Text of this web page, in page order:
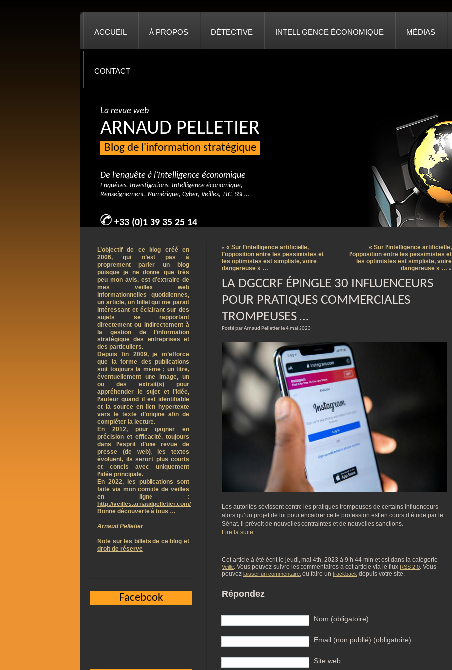
ACCUEIL À PROPOS DÉTECTIVE INTELLIGENCE ÉCONOMIQUE MÉDIAS
CONTACT
La revue web
ARNAUD PELLETIER
Blog de l'information stratégique
De l’enquête à l’Intelligence économique
Enquêtes, Investigations, Intelligence économique,
Renseignement, Numérique, Cyber, Veilles, TIC, SSI …
+33 (0)1 39 35 25 14
« « Sur l’intelligence artificielle,
l’opposition entre les pessimistes et
les optimistes est simpliste, voire
dangereuse » …
« Sur l’intelligence artificielle,
l’opposition entre les pessimistes et
les optimistes est simpliste, voire
dangereuse » … »
LA DGCCRF ÉPINGLE 30 INFLUENCEURS
POUR PRATIQUES COMMERCIALES
TROMPEUSES …
Posté par Arnaud Pelletier le 4 mai 2023
Les autorités sévissent contre les pratiques trompeuses de certains influenceurs
alors qu’un projet de loi pour encadrer cette profession est en cours d’étude par le
Sénat. Il prévoit de nouvelles contraintes et de nouvelles sanctions.
Lire la suite
Cet article à été écrit le jeudi, mai 4th, 2023 à 9 h 44 min et est dans la catégorie
Veille. Vous pouvez suivre les commentaires à cet article via le flux RSS 2.0. Vous
pouvez laisser un commentaire, ou faire un trackback depuis votre site.
Répondez
Nom (obligatoire)
Email (non publié) (obligatoire)
Site web
L’objectif de ce blog créé en
2006, qui n’est pas à
proprement parler un blog
puisque je ne donne que très
peu mon avis, est d’extraire de
mes veilles web
informationnelles quotidiennes,
un article, un billet qui me parait
intéressant et éclairant sur des
sujets se rapportant
directement ou indirectement à
la gestion de l’information
stratégique des entreprises et
des particuliers.
Depuis fin 2009, je m’efforce
que la forme des publications
soit toujours la même ; un titre,
éventuellement une image, un
ou des extrait(s) pour
appréhender le sujet et l’idée,
l’auteur quand il est identifiable
et la source en lien hypertexte
vers le texte d’origine afin de
compléter la lecture.
En 2012, pour gagner en
précision et efficacité, toujours
dans l’esprit d’une revue de
presse (de web), les textes
évoluent, ils seront plus courts
et concis avec uniquement
l’idée principale.
En 2022, les publications sont
faite via mon compte de veilles
en ligne :
http://veilles.arnaudpelletier.com/
Bonne découverte à tous …
Arnaud Pelletier
Note sur les billets de ce blog et
droit de réserve
Facebook